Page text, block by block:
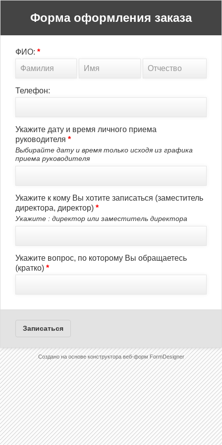
Форма оформления заказа
ФИО: *
Телефон:
Укажите дату и время личного приема
руководителя *
Выбирайте дату и время только исходя из графика
приема руководителя
Укажите к кому Вы хотите записаться (заместитель
директора, директор) *
Укажите : директор или заместитель директора
Укажите вопрос, по которому Вы обращаетесь
(кратко) *
Записаться
Создано на основе конструктора веб-формFormDesigner